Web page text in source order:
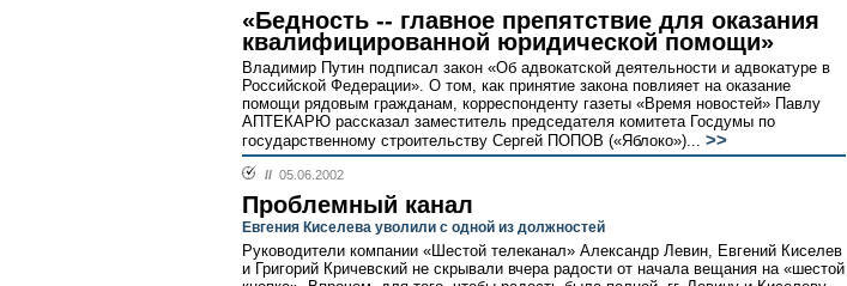
«Бедность -- главное препятствие для оказания
квалифицированной юридической помощи»
Владимир Путин подписал закон «Об адвокатской деятельности и адвокатуре в
Российской Федерации». О том, как принятие закона повлияет на оказание
помощи рядовым гражданам, корреспонденту газеты «Время новостей» Павлу
АПТЕКАРЮ рассказал заместитель председателя комитета Госдумы по
государственному строительству Сергей ПОПОВ («Яблоко»)... >>
// 05.06.2002
Проблемный канал
Евгения Киселева уволили с одной из должностей
Руководители компании «Шестой телеканал» Александр Левин, Евгений Киселев
и Григорий Кричевский не скрывали вчера радости от начала вещания на «шестой